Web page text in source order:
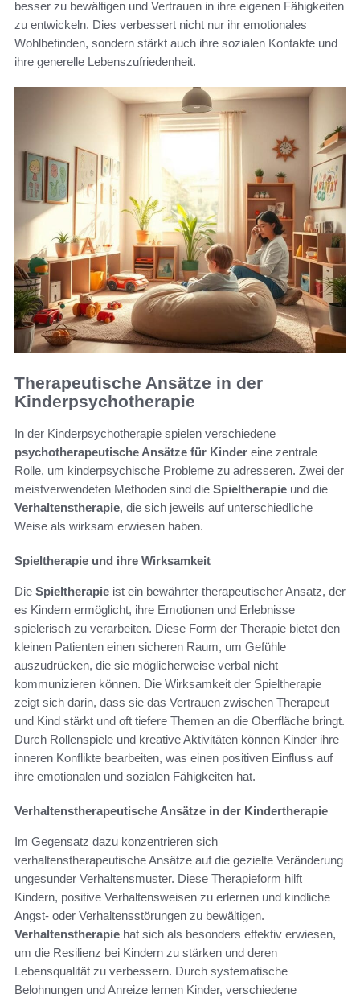
besser zu bewältigen und Vertrauen in ihre eigenen Fähigkeiten
zu entwickeln. Dies verbessert nicht nur ihr emotionales
Wohlbefinden, sondern stärkt auch ihre sozialen Kontakte und
ihre generelle Lebenszufriedenheit.
Therapeutische Ansätze in der
Kinderpsychotherapie
In der Kinderpsychotherapie spielen verschiedene
psychotherapeutische Ansätze für Kinder eine zentrale
Rolle, um kinderpsychische Probleme zu adresseren. Zwei der
meistverwendeten Methoden sind die Spieltherapie und die
Verhaltenstherapie, die sich jeweils auf unterschiedliche
Weise als wirksam erwiesen haben.
Spieltherapie und ihre Wirksamkeit
Die Spieltherapie ist ein bewährter therapeutischer Ansatz, der
es Kindern ermöglicht, ihre Emotionen und Erlebnisse
spielerisch zu verarbeiten. Diese Form der Therapie bietet den
kleinen Patienten einen sicheren Raum, um Gefühle
auszudrücken, die sie möglicherweise verbal nicht
kommunizieren können. Die Wirksamkeit der Spieltherapie
zeigt sich darin, dass sie das Vertrauen zwischen Therapeut
und Kind stärkt und oft tiefere Themen an die Oberfläche bringt.
Durch Rollenspiele und kreative Aktivitäten können Kinder ihre
inneren Konflikte bearbeiten, was einen positiven Einfluss auf
ihre emotionalen und sozialen Fähigkeiten hat.
Verhaltenstherapeutische Ansätze in der Kindertherapie
Im Gegensatz dazu konzentrieren sich
verhaltenstherapeutische Ansätze auf die gezielte Veränderung
ungesunder Verhaltensmuster. Diese Therapieform hilft
Kindern, positive Verhaltensweisen zu erlernen und kindliche
Angst- oder Verhaltensstörungen zu bewältigen.
Verhaltenstherapie hat sich als besonders effektiv erwiesen,
um die Resilienz bei Kindern zu stärken und deren
Lebensqualität zu verbessern. Durch systematische
Belohnungen und Anreize lernen Kinder, verschiedene